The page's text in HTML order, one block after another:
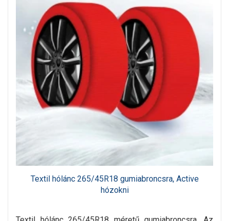
Textil hólánc 265/45R18 gumiabroncsra, Active
hózokni